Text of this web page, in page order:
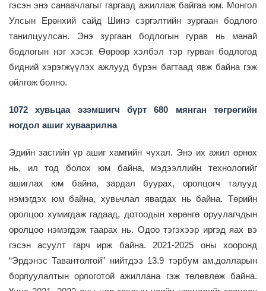
гэсэн энэ санаачлагыг гаргаад ажиллаж байгаа юм. Монгол
Улсын Ерөнхий сайд Шинэ сэргэлтийн зургаан бодлого
танилцуулсан. Энэ зургаан бодлогын гурав нь манай
бодлогын нэг хэсэг. Өөрөөр хэлбэл тэр гурван бодлогод
бидний хэрэгжүүлэх ажлууд бүрэн багтаад явж байна гэж
ойлгож болно.
1072 хувьцаа эзэмшигч бүрт 680 мянган төгрөгийн
ногдол ашиг хуваарилна
Эдийн засгийн үр ашиг хамгийн чухал. Энэ их ажил өрнөх
нь, ил тод болох юм байна, мэдээллийн технологийг
ашиглах юм байна, зардал буурах, оролцогч талууд
нэмэгдэх юм байна, хувьчлал явагдах нь байна. Төрийн
оролцоо хумигдаж гадаад, дотоодын хөрөнгө оруулагчдын
оролцоо нэмэгдэж таарах нь. Одоо тэгэхээр иргэд яах вэ
гэсэн асуулт гарч ирж байна. 2021-2025 оны хооронд
“Эрдэнэс Тавантолгой” нийтдээ 13.9 тэрбум ам.долларын
борлуулалтын орлоготой ажиллана гэж төлөвлөж байна.